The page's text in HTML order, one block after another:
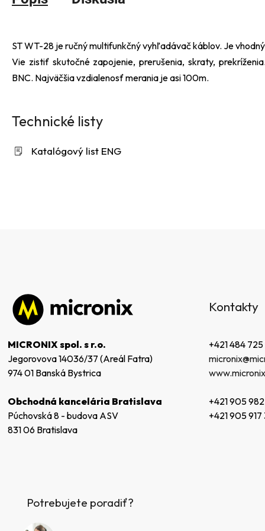
ST WT-28 je ručný multifunkčný vyhľadávač káblov. Je
Vie zistiť skutočné zapojenie, prerušenia, skraty,
BNC. Najväčšia vzdialenosť merania je asi 100m.
Technické listy
Katalógový list ENG
MICRONIX spol. s r.o.
Jegorovova 14036/37 (Areál Fatra)
974 01 Banská Bystrica
Obchodná kancelária Bratislava
Púchovská 8 - budova ASV
831 06 Bratislava
Kontakty
+421 484
+421 905
+421 905 917
Potrebujete poradiť?